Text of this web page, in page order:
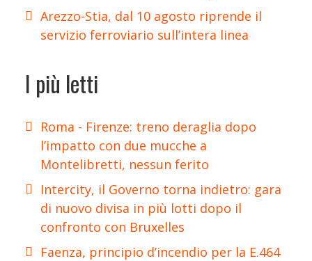
Arezzo-Stia, dal 10 agosto riprende il
servizio ferroviario sull’intera linea
I più letti
Roma - Firenze: treno deraglia dopo
l’impatto con due mucche a
Montelibretti, nessun ferito
Intercity, il Governo torna indietro: gara
di nuovo divisa in più lotti dopo il
confronto con Bruxelles
Faenza, principio d’incendio per la E.464